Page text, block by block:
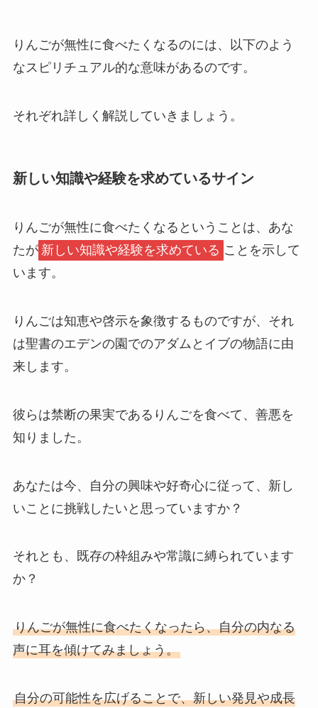
りんごが無性に食べたくなるのには、以下のよう
なスピリチュアル的な意味があるのです。
それぞれ詳しく解説していきましょう。
新しい知識や経験を求めているサイン
りんごが無性に食べたくなるということは、あな
たが 新しい知識や経験を求めている ことを示して
います。
りんごは知恵や啓示を象徴するものですが、それ
は聖書のエデンの園でのアダムとイブの物語に由
来します。
彼らは禁断の果実であるりんごを食べて、善悪を
知りました。
あなたは今、自分の興味や好奇心に従って、新し
いことに挑戦したいと思っていますか？
それとも、既存の枠組みや常識に縛られています
か？
りんごが無性に食べたくなったら、自分の内なる
声に耳を傾けてみましょう。
自分の可能性を広げることで、新しい発見や成長